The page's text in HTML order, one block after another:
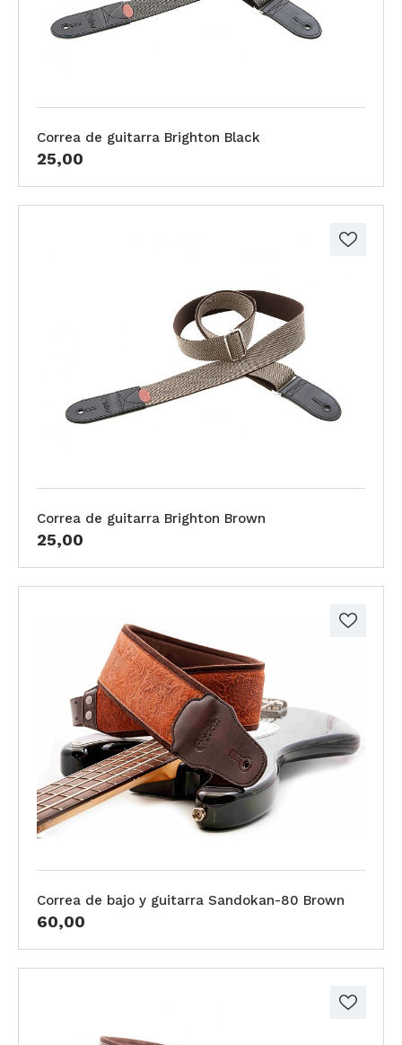
Correa de guitarra Brighton Black
25,00
Correa de guitarra Brighton Brown
25,00
Correa de bajo y guitarra Sandokan-80 Brown
60,00